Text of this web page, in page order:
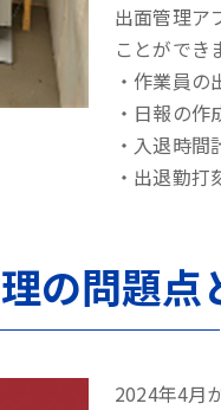
出面管理ア
ことができ
・作業員の
・日報の作
・入退時間
・出退勤打
の問題点
2024年4月